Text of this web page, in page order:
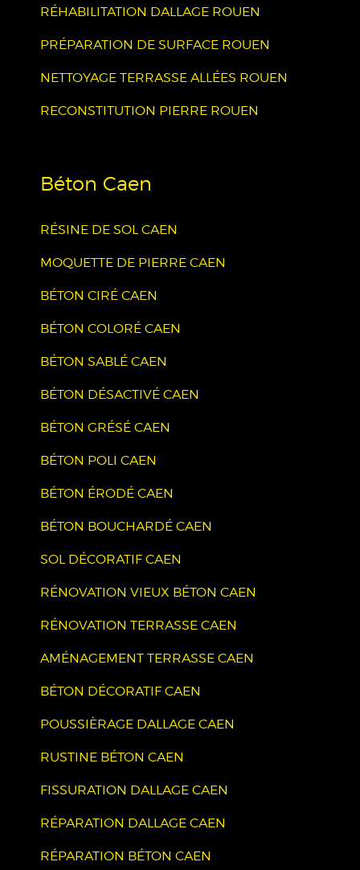
RÉHABILITATION DALLAGE ROUEN
PRÉPARATION DE SURFACE ROUEN
NETTOYAGE TERRASSE ALLÉES ROUEN
RECONSTITUTION PIERRE ROUEN
Béton Caen
RÉSINE DE SOL CAEN
MOQUETTE DE PIERRE CAEN
BÉTON CIRÉ CAEN
BÉTON COLORÉ CAEN
BÉTON SABLÉ CAEN
BÉTON DÉSACTIVÉ CAEN
BÉTON GRÉSÉ CAEN
BÉTON POLI CAEN
BÉTON ÉRODÉ CAEN
BÉTON BOUCHARDÉ CAEN
SOL DÉCORATIF CAEN
RÉNOVATION VIEUX BÉTON CAEN
RÉNOVATION TERRASSE CAEN
AMÉNAGEMENT TERRASSE CAEN
BÉTON DÉCORATIF CAEN
POUSSIÈRAGE DALLAGE CAEN
RUSTINE BÉTON CAEN
FISSURATION DALLAGE CAEN
RÉPARATION DALLAGE CAEN
RÉPARATION BÉTON CAEN